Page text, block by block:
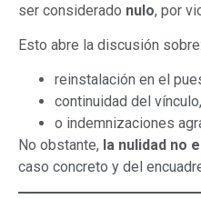
ser considerado nulo, por
Esto abre la discusión sobre:
reinstalación en el
continuidad del vínculo,
o indemnizaciones
No obstante, la nulidad no
caso concreto y del